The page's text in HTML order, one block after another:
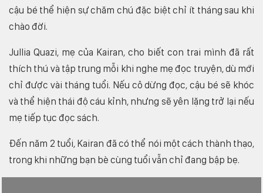
cậu bé thể hiện sự chăm chú đặc biệt chỉ ít tháng sau khi
chào đời.
Jullia Quazi, mẹ của Kairan, cho biết con trai mình đã rất
thích thú và tập trung mỗi khi nghe mẹ đọc truyện, dù mới
chỉ được vài tháng tuổi. Nếu cô dừng đọc, cậu bé sẽ khóc
và thể hiện thái độ cáu kỉnh, nhưng sẽ yên lặng trở lại nếu
mẹ tiếp tục đọc sách.
Đến năm 2 tuổi, Kairan đã có thể nói một cách thành thạo,
trong khi những bạn bè cùng tuổi vẫn chỉ đang bập bẹ.